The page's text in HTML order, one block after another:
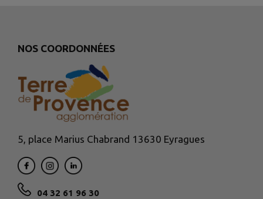
NOS COORDONNÉES
5, place Marius Chabrand 13630 Eyragues
04 32 61 96 30